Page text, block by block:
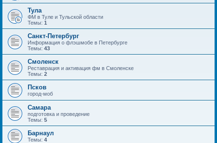
Тула
ФМ в Туле и Тульской области
Темы: 1
Санкт-Петербург
Информация о флэшмобе в Петербурге
Темы: 43
Смоленск
Реставрация и активация фм в Смоленске
Темы: 2
Псков
город-моб
Самара
подготовка и проведение
Темы: 5
Барнаул
Темы: 4